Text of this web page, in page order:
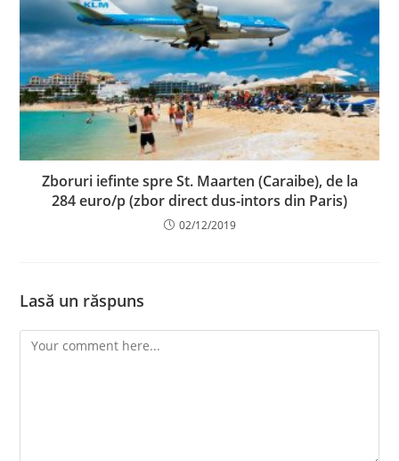
Zboruri iefinte spre St. Maarten (Caraibe), de la
284 euro/p (zbor direct dus-intors din Paris)
02/12/2019
Lasă un răspuns
Comment